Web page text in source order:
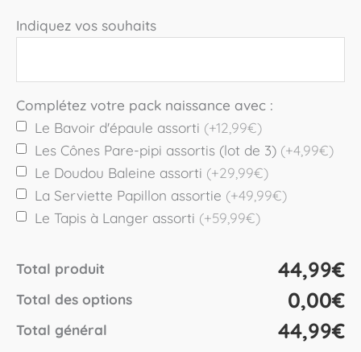
Indiquez vos souhaits
Complétez votre pack naissance avec :
Le Bavoir d'épaule assorti (+12,99€)
Les Cônes Pare-pipi assortis (lot de 3) (+4,99€)
Le Doudou Baleine assorti (+29,99€)
La Serviette Papillon assortie (+49,99€)
Le Tapis à Langer assorti (+59,99€)
Total produit 44,99€
Total des options 0,00€
Total général 44,99€